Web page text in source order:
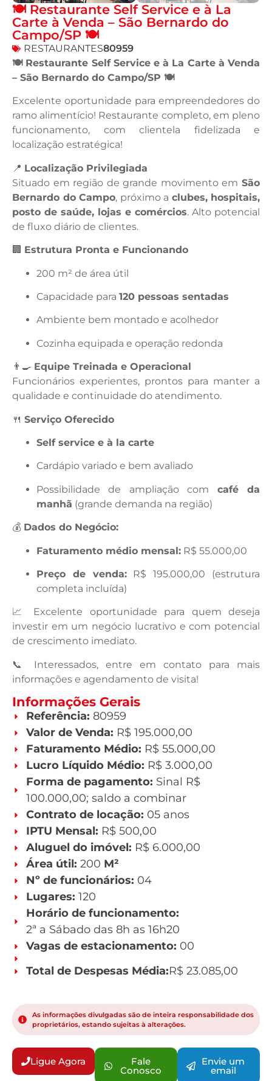
🍽️ Restaurante Self Service e à La
Carte à Venda – São Bernardo do
Campo/SP 🍽️
RESTAURANTES80959
🍽️ Restaurante Self Service e à La Carte à Venda
– São Bernardo do Campo/SP 🍽️
Excelente oportunidade para empreendedores do
ramo alimentício! Restaurante completo, em pleno
funcionamento, com clientela fidelizada e
localização estratégica!
📍 Localização Privilegiada
Situado em região de grande movimento em São
Bernardo do Campo, próximo a clubes, hospitais,
posto de saúde, lojas e comércios. Alto potencial
de fluxo diário de clientes.
🏢 Estrutura Pronta e Funcionando
200 m² de área útil
Capacidade para 120 pessoas sentadas
Ambiente bem montado e acolhedor
Cozinha equipada e operação redonda
👨‍🍳 Equipe Treinada e Operacional
Funcionários experientes, prontos para manter a
qualidade e continuidade do atendimento.
🍴 Serviço Oferecido
Self service e à la carte
Cardápio variado e bem avaliado
Possibilidade de ampliação com café da
manhã (grande demanda na região)
💰 Dados do Negócio:
Faturamento médio mensal: R$ 55.000,00
Preço de venda:R$ 195.000,00 (estrutura
completa incluída)
📈 Excelente oportunidade para quem deseja
investir em um negócio lucrativo e com potencial
de crescimento imediato.
📞 Interessados, entre em contato para mais
informações e agendamento de visita!
Informações Gerais
Referência: 80959
Valor de Venda: R$ 195.000,00
Faturamento Médio: R$ 55.000,00
Lucro Líquido Médio: R$ 3.000,00
Forma de pagamento: Sinal R$
100.000,00; saldo a combinar
Contrato de locação: 05 anos
IPTU Mensal: R$ 500,00
Aluguel do imóvel: R$ 6.000,00
Área útil: 200 M²
Nº de funcionários: 04
Lugares: 120
Horário de funcionamento:
2ª a Sábado das 8h as 16h20
Vagas de estacionamento: 00
Total de Despesas Média:R$ 23.085,00
As informações divulgadas são de inteira responsabilidade dos
proprietários, estando sujeitas à alterações.
Ligue Agora Fale
Conosco
Envie um
email